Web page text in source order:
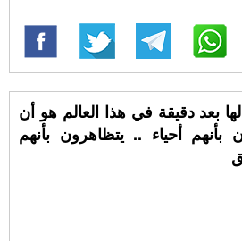
بعد دقيقة في هذا العالم هو أن
بأنهم أحياء .. يتظاهرون بأنهم